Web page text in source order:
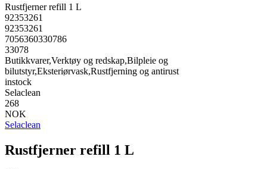
Rustfjerner refill 1 L
92353261
92353261
7056360330786
33078
Butikkvarer,Verktøy og redskap,Bilpleie og
bilutstyr,Eksteriørvask,Rustfjerning og antirust
instock
Selaclean
268
NOK
Selaclean
Rustfjerner refill 1 L